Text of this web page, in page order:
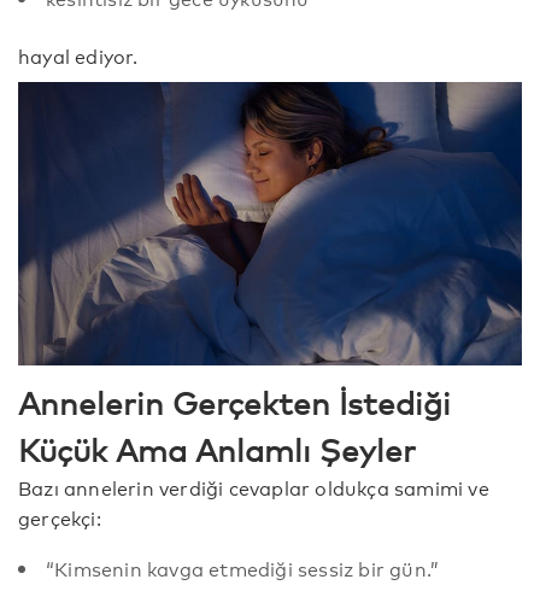
hayal ediyor.
Annelerin Gerçekten İstediği
Küçük Ama Anlamlı Şeyler
Bazı annelerin verdiği cevaplar oldukça samimi ve
gerçekçi:
“Kimsenin kavga etmediği sessiz bir gün.”